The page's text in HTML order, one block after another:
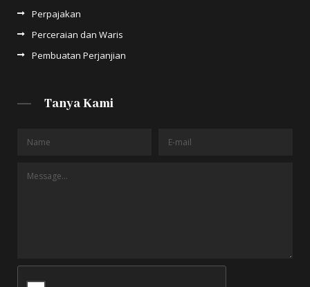
Perpajakan
Perceraian dan Waris
Pembuatan Perjanjian
Tanya Kami